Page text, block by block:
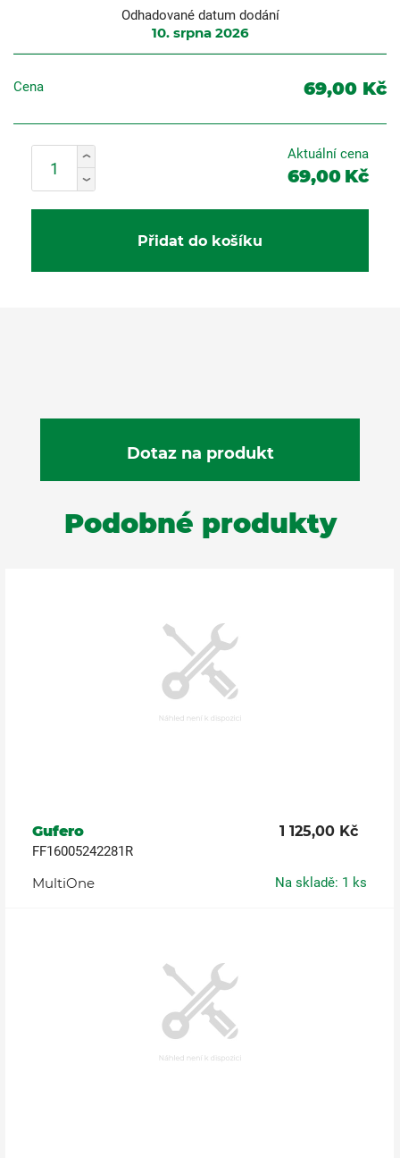
Odhadované datum dodání
10. srpna 2026
Cena 69,00 Kč
Aktuální cena
69,00 Kč
Přidat do košíku
Podobné produkty
Gufero 1 125,00 Kč
FF16005242281R
MultiOne Na skladě: 1 ks